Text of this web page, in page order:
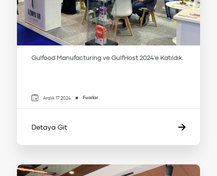
Gulfood Manufacturing ve GulfHost 2024'e Katıldık.
Aralık 17 2024 Fuarlar
Detaya Git